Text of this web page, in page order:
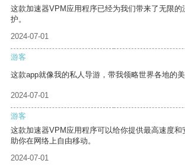
这款加速器VPM应用程序已经为我们带来了无限的
护。
2024-07-01
游客
这款app就像我的私人导游，带我领略世界各地的美
2024-07-01
游客
这款加速器VPM应用程序可以给你提供最高速度和
助你在网络上自由移动。
2024-07-01